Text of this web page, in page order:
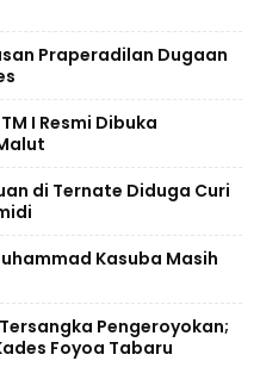
Praperadilan Dugaan
I Resmi Dibuka
di Ternate Diduga Curi
Kasuba Masih
Pengeroyokan;
Foyoa Tabaru